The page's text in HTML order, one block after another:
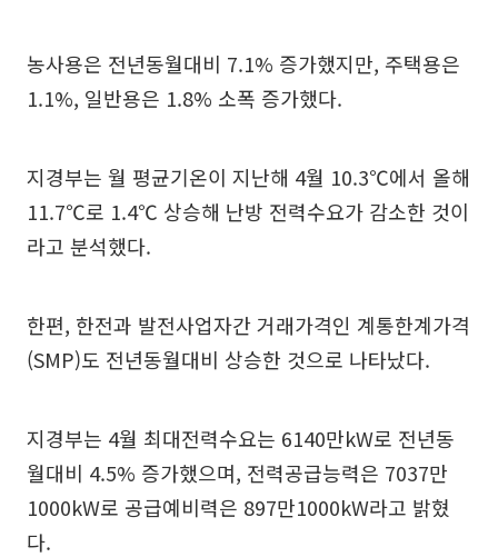
농사용은 전년동월대비 7.1% 증가했지만, 주택용은
1.1%, 일반용은 1.8% 소폭 증가했다.
지경부는 월 평균기온이 지난해 4월 10.3℃에서 올해
11.7℃로 1.4℃ 상승해 난방 전력수요가 감소한 것이
라고 분석했다.
한편, 한전과 발전사업자간 거래가격인 계통한계가격
(SMP)도 전년동월대비 상승한 것으로 나타났다.
지경부는 4월 최대전력수요는 6140만kW로 전년동
월대비 4.5% 증가했으며, 전력공급능력은 7037만
1000kW로 공급예비력은 897만1000kW라고 밝혔
다.